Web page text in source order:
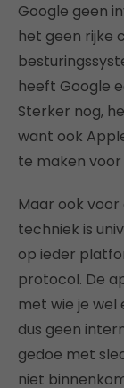
Google geen
het geen rijke
heeft Google
Sterker nog,
want ook
te maken voor
Maar ook
techniek is
op ieder
protocol. De
met wie je wel
dus geen
gedoe met
niet